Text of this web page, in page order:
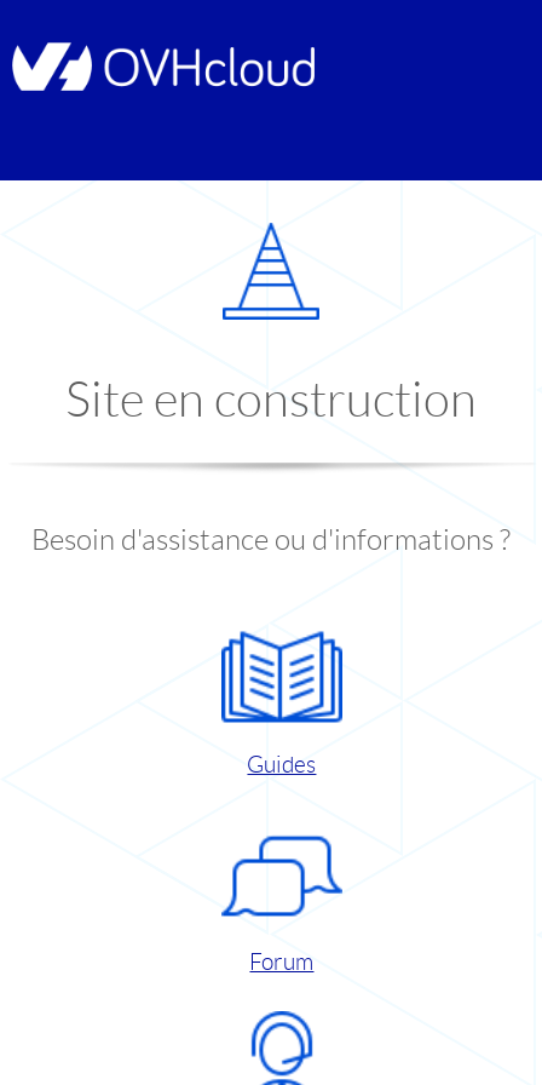
Site en construction
Besoin d'assistance ou d'informations ?
Guides
Forum